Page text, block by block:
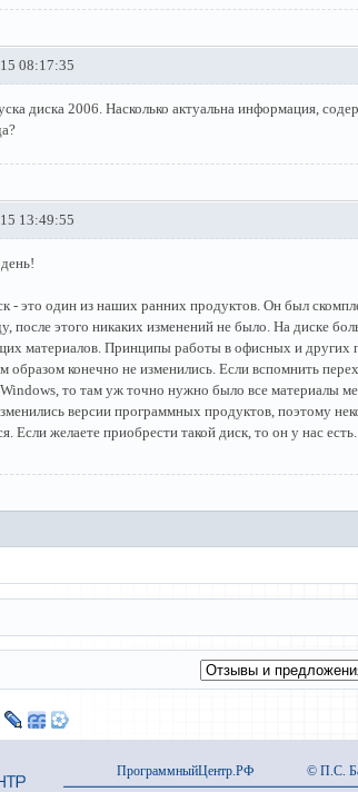
08:17:35
диска 2006. Насколько актуальна информация,
13:49:55
- это один из наших ранних продуктов. Он был
после этого никаких изменений не было. На диске
материалов. Принципы работы в офисных и других
образом конечно не изменились. Если вспомнить
то там уж точно нужно было все материалы
версии программных продуктов, поэтому
Если желаете приобрести такой диск, то он у нас есть.
ПрограммныйЦентр.РФ © П.С.